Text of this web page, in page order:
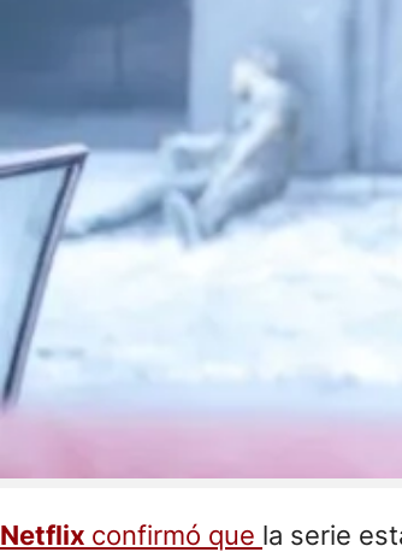
Netflix confirmó que la serie